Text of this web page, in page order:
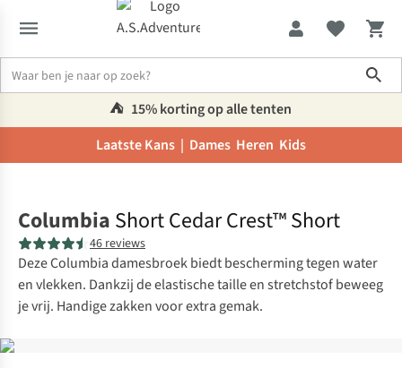
⛺️ 15% korting op alle tenten
Laatste Kans | Dames Heren Kids
Columbia Short Cedar Crest™ Short
46 reviews
Deze Columbia damesbroek biedt bescherming tegen water
en vlekken. Dankzij de elastische taille en stretchstof beweeg
je vrij. Handige zakken voor extra gemak.